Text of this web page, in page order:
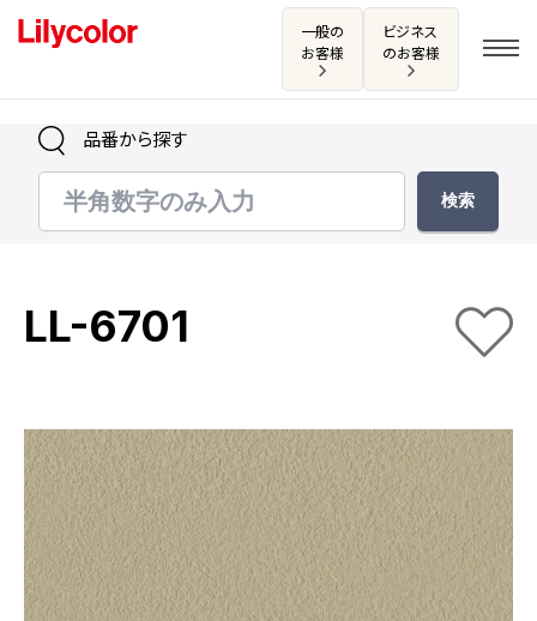
一般の
お客様
ビジネス
のお客様
ログイン・新規会員登録
お気に入り
商品を探す
商品を探す トップ
壁紙
カーテン
床材
カタログ一覧
カタログ一覧 トップ
壁紙
施工事例
品番から探す
LL-6701